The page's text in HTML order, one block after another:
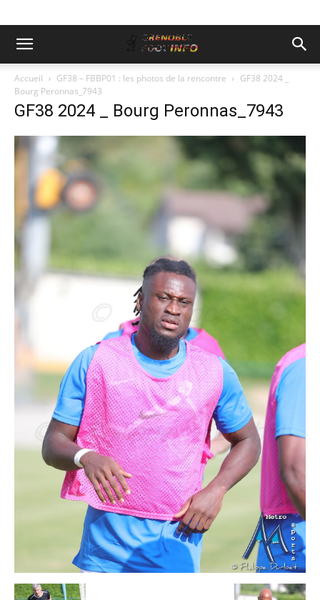
Accueil GF38 – FBBP01 : les photos de la rencontre
GF38 2024 _
Bourg Peronnas_7943
GF38 2024 _ Bourg Peronnas_7943